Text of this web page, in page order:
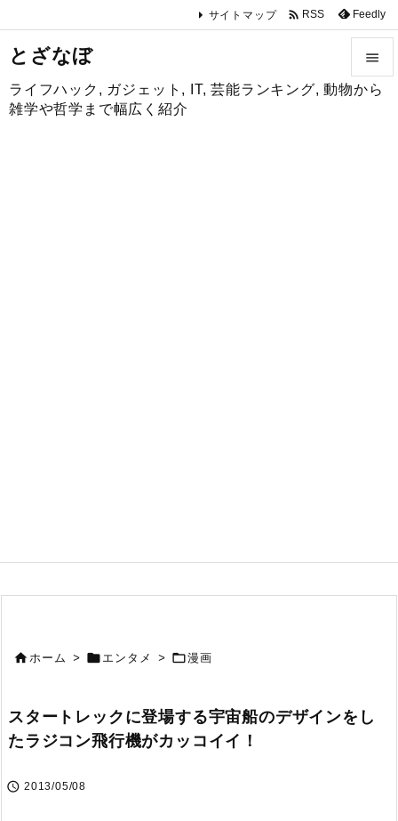
とざなぼ
ライフハック, ガジェット, IT, 芸能ランキング, 動物から
雑学や哲学まで幅広く紹介


サイトマップ  RSS Feedly
ホーム >  エンタメ > 漫画
スタートレックに登場する宇宙船のデザインをし
たラジコン飛行機がカッコイイ！
 2013/05/08